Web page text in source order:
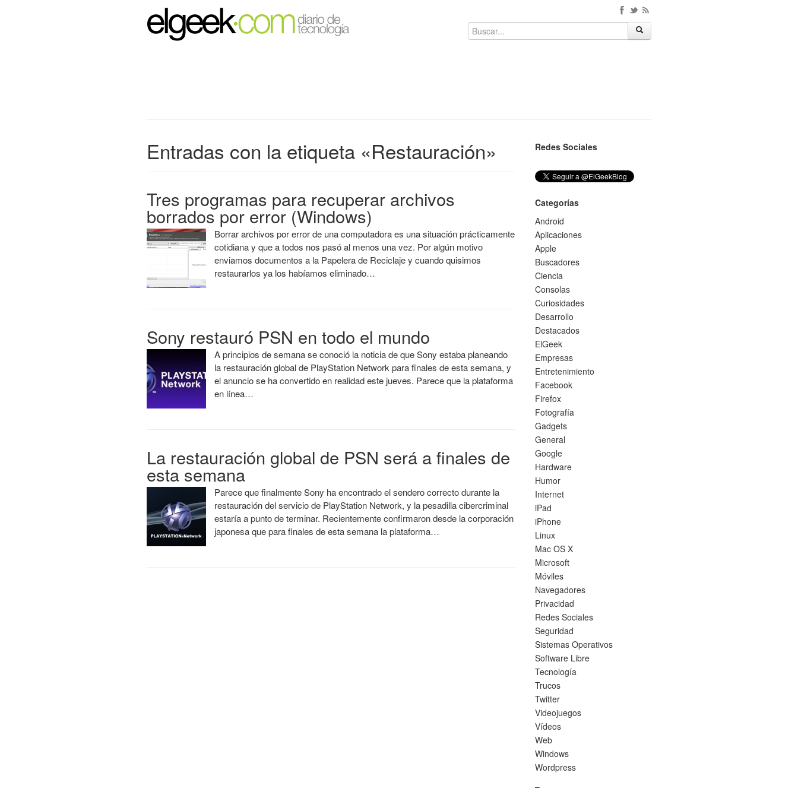
Entradas con la etiqueta «Restauración»
Tres programas para recuperar archivos
borrados por error (Windows)
Borrar archivos por error de una computadora es una situación prácticamente
cotidiana y que a todos nos pasó al menos una vez. Por algún motivo
enviamos documentos a la Papelera de Reciclaje y cuando quisimos
restaurarlos ya los habíamos eliminado…
Sony restauró PSN en todo el mundo
A principios de semana se conoció la noticia de que Sony estaba planeando
la restauración global de PlayStation Network para finales de esta semana, y
el anuncio se ha convertido en realidad este jueves. Parece que la plataforma
en línea…
La restauración global de PSN será a finales de
esta semana
Parece que finalmente Sony ha encontrado el sendero correcto durante la
restauración del servicio de PlayStation Network, y la pesadilla cibercriminal
estaría a punto de terminar. Recientemente confirmaron desde la corporación
japonesa que para finales de esta semana la plataforma…
Redes Sociales
Categorías
Android
Aplicaciones
Apple
Buscadores
Ciencia
Consolas
Curiosidades
Desarrollo
Destacados
ElGeek
Empresas
Entretenimiento
Facebook
Firefox
Fotografía
Gadgets
General
Google
Hardware
Humor
Internet
iPad
iPhone
Linux
Mac OS X
Microsoft
Móviles
Navegadores
Privacidad
Redes Sociales
Seguridad
Sistemas Operativos
Software Libre
Tecnología
Trucos
Twitter
Videojuegos
Vídeos
Web
Windows
Wordpress
–